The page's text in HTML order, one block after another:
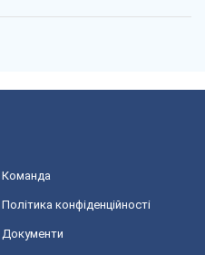
Команда
Політика конфіденційності
Документи